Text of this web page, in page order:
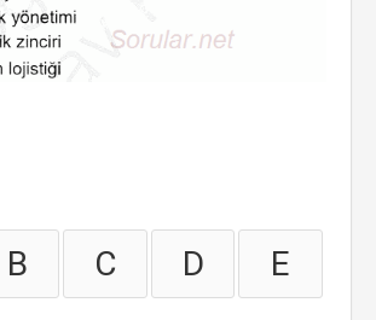
B C D E